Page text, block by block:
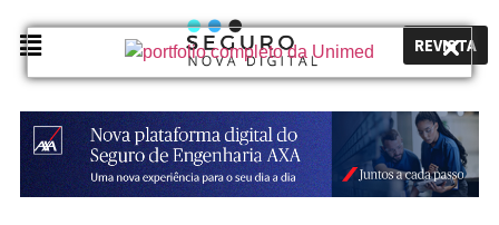
REVISTA